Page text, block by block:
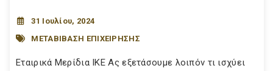
31 Ιουλίου, 2024
ΜΕΤΑΒΙΒΑΣΗ ΕΠΙΧΕΙΡΗΣΗΣ
Εταιρικά Μερίδια ΙΚΕ Ας εξετάσουμε λοιπόν τι ισχύει